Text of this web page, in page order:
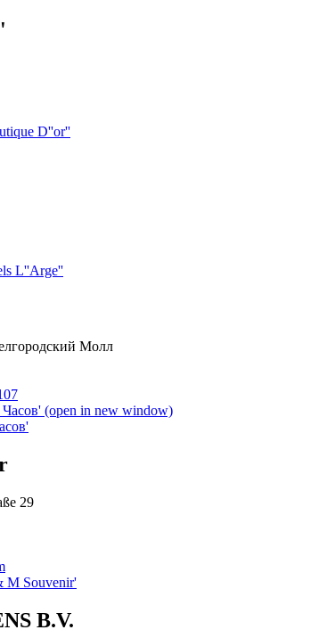
D''or''
L''Arge''
Молл
Часов' (open in new window)
29
M Souvenir'
B.V.